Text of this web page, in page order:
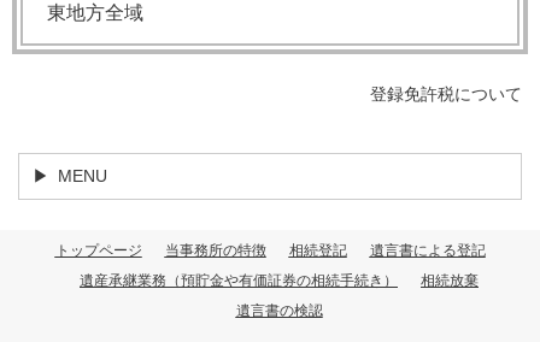
東地方全域
登録免許税について
MENU
トップページ 当事務所の特徴 相続登記
遺言書による登記
遺産承継業務（預貯金や有価証券の相続手続き）
相続放棄
遺言書の検認